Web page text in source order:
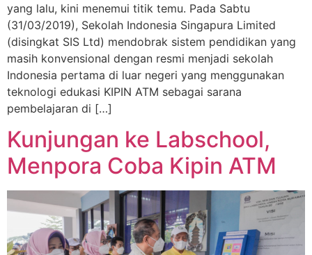
yang lalu, kini menemui titik temu. Pada Sabtu
(31/03/2019), Sekolah Indonesia Singapura Limited
(disingkat SIS Ltd) mendobrak sistem pendidikan yang
masih konvensional dengan resmi menjadi sekolah
Indonesia pertama di luar negeri yang menggunakan
teknologi edukasi KIPIN ATM sebagai sarana
pembelajaran di […]
Kunjungan ke Labschool,
Menpora Coba Kipin ATM